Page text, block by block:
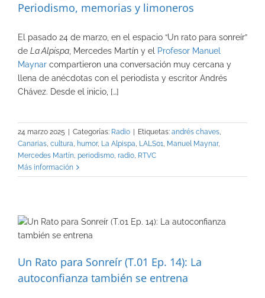
Periodismo, memorias y limoneros
El pasado 24 de marzo, en el espacio “Un rato para sonreír”
de La Alpispa, Mercedes Martín y el Profesor Manuel
Maynar compartieron una conversación muy cercana y
llena de anécdotas con el periodista y escritor Andrés
Chávez. Desde el inicio, […]
24 marzo 2025 Categorías: Radio Etiquetas: andrés chaves,
Canarias, cultura, humor, La Alpispa, LALS01, Manuel Maynar,
Mercedes Martín, periodismo, radio, RTVC
Más información
Un Rato para Sonreír (T.01 Ep. 14): La
autoconfianza también se entrena